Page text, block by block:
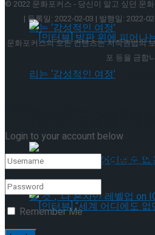
[인터뷰] 빙판 위에 피어
유가 그리는 ‘감성적인
© 2022 문화포커스 - 당신이 알고 싶던 문
| 등록일: 2022-02-03 | 발행일: 2022-
문화포커스의 모든 컨텐츠는 저작권법의
포 등을 금합
Login to your account below
Remember Me